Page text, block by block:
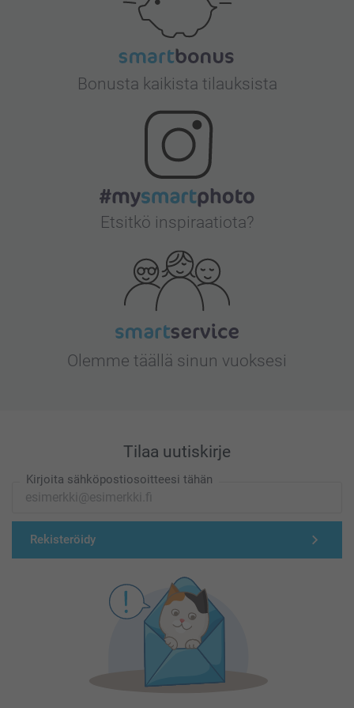
Bonusta kaikista tilauksista
Etsitkö inspiraatiota?
Olemme täällä sinun vuoksesi
Tilaa uutiskirje
Kirjoita sähköpostiosoitteesi tähän
Rekisteröidy